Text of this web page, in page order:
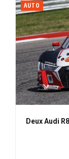
AUTO
Deux Audi